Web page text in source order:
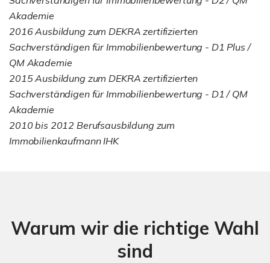
Akademie
2016 Ausbildung zum DEKRA zertifizierten
Sachverständigen für Immobilienbewertung - D1 Plus /
QM Akademie
2015 Ausbildung zum DEKRA zertifizierten
Sachverständigen für Immobilienbewertung - D1 / QM
Akademie
2010 bis 2012 Berufsausbildung zum
Immobilienkaufmann IHK
Warum wir die richtige Wahl
sind